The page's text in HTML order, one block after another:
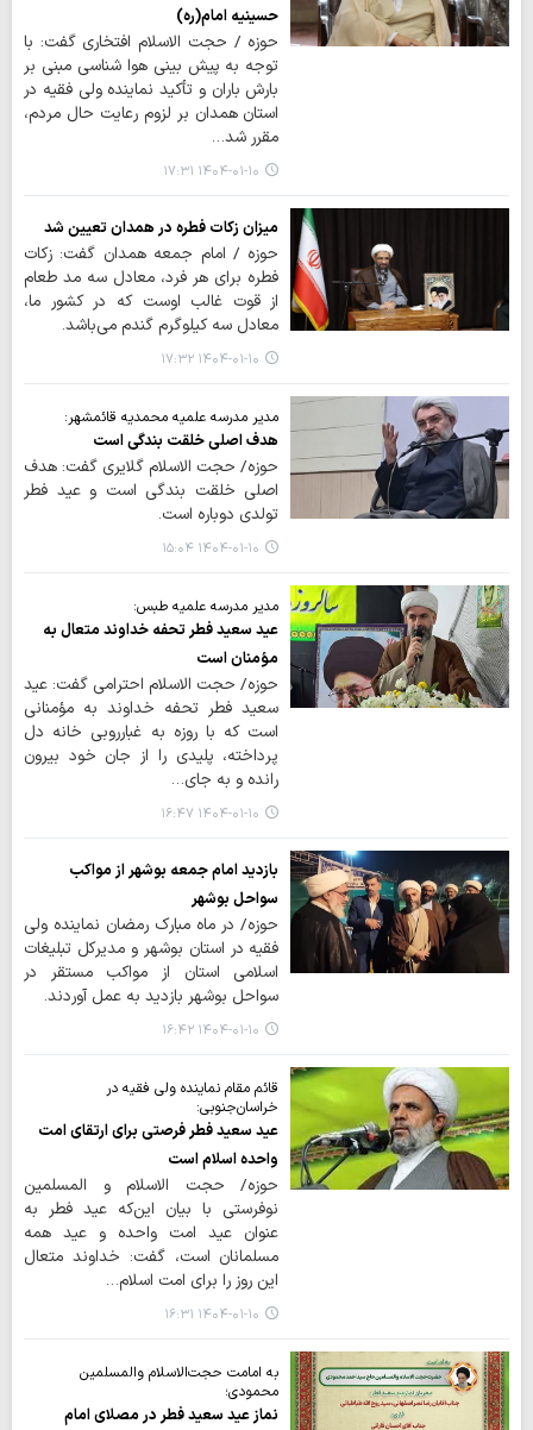
حسینیه امام(ره)
حوزه / حجت الاسلام افتخاری گفت: با
توجه به پیش بینی هوا شناسی مبنی بر
بارش باران و تأکید نماینده ولی فقیه در
استان همدان بر لزوم رعایت حال مردم،
مقرر شد…
۱۴۰۴-۰۱-۱۰ ۱۷:۳۱
میزان زکات فطره در همدان تعیین شد
حوزه / امام جمعه همدان گفت: زکات
فطره برای هر فرد، معادل سه مد طعام
از قوت غالب اوست که در کشور ما،
معادل سه کیلوگرم گندم می‌باشد.
۱۴۰۴-۰۱-۱۰ ۱۷:۳۲
مدیر مدرسه علمیه محمدیه قائمشهر:
هدف اصلی خلقت بندگی است
حوزه/ حجت الاسلام گلایری گفت: هدف
اصلی خلقت بندگی است و عید فطر
تولدی دوباره است.
۱۴۰۴-۰۱-۱۰ ۱۵:۰۴
مدیر مدرسه علمیه طبس:
عید سعید فطر تحفه خداوند متعال به
مؤمنان است
حوزه/ حجت الاسلام احترامی گفت: عید
سعید فطر تحفه خداوند به مؤمنانی
است که با روزه به غبارروبی خانه دل
پرداخته، پلیدی را از جان خود بیرون
رانده و به جای…
۱۴۰۴-۰۱-۱۰ ۱۶:۴۷
بازدید امام جمعه بوشهر از مواکب
سواحل بوشهر
حوزه/ در ماه مبارک رمضان نماینده ولی
فقیه در استان بوشهر و مدیرکل تبلیغات
اسلامی استان از مواکب مستقر در
سواحل بوشهر بازدید به عمل آوردند.
۱۴۰۴-۰۱-۱۰ ۱۶:۴۲
قائم مقام نماینده ولی فقیه در
خراسان‌جنوبی:
عید سعید فطر فرصتی برای ارتقای امت
واحده اسلام است
حوزه/ حجت الاسلام و المسلمین
نوفرستی با بیان این‌که عید فطر به
عنوان عید امت واحده و عید همه
مسلمانان است، گفت: خداوند متعال
این روز را برای امت اسلام…
۱۴۰۴-۰۱-۱۰ ۱۶:۳۱
به امامت حجت‌الاسلام والمسلمین
محمودی؛
نماز عید سعید فطر در مصلای امام